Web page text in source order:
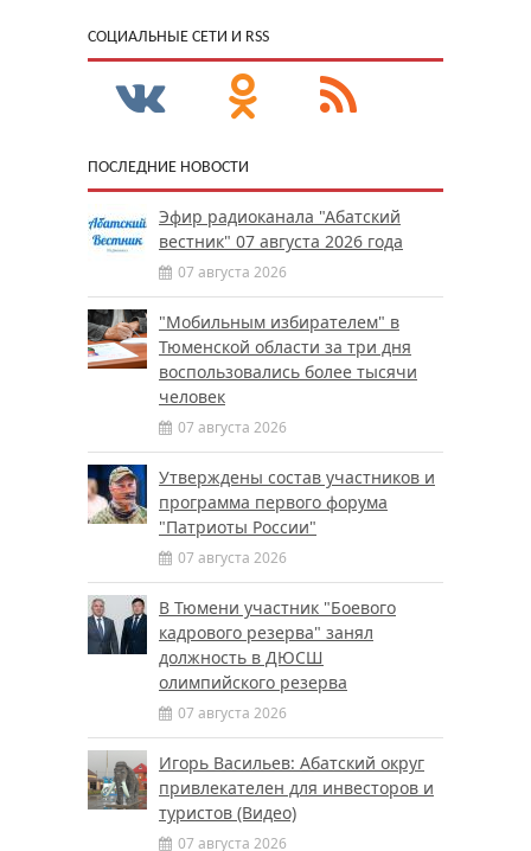
CОЦИАЛЬНЫЕ СЕТИ И RSS
ПОСЛЕДНИЕ НОВОСТИ
Эфир радиоканала "Абатский
вестник" 07 августа 2026 года
07 августа 2026
"Мобильным избирателем" в
Тюменской области за три дня
воспользовались более тысячи
человек
07 августа 2026
Утверждены состав участников и
программа первого форума
"Патриоты России"
07 августа 2026
В Тюмени участник "Боевого
кадрового резерва" занял
должность в ДЮСШ
олимпийского резерва
07 августа 2026
Игорь Васильев: Абатский округ
привлекателен для инвесторов и
туристов (Видео)
07 августа 2026